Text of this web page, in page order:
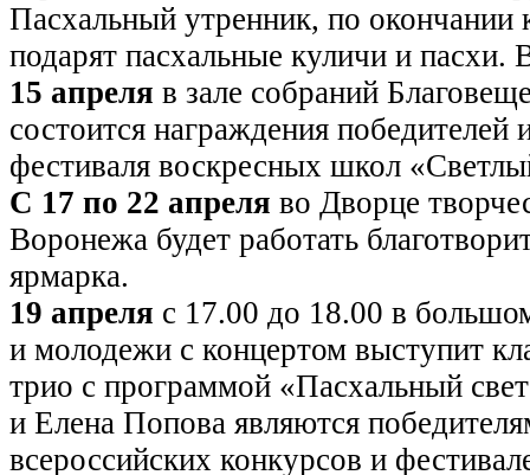
Пасхальный утренник, по окончании
подарят пасхальные куличи и пасхи.
15 апреля в зале собраний
состоится награждения победителей
фестиваля воскресных школ
С 17 по 22 апреля во Дворце
Воронежа будет работать
ярмарка.
19 апреля с 17.00 до 18.00 в
и молодежи с концертом выступит
трио с программой «Пасхальный
и Елена Попова являются
всероссийских конкурсов и